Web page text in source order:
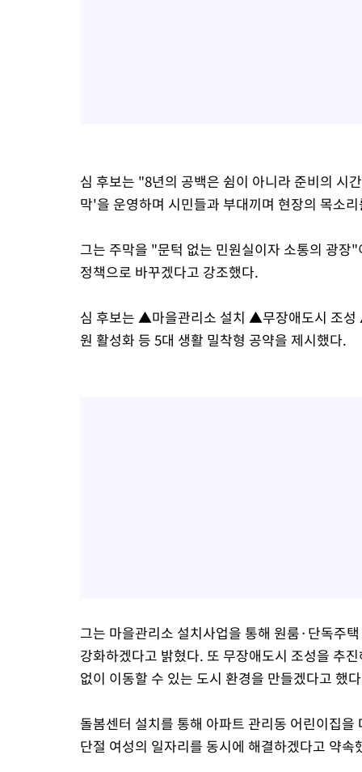
심 후보는 "8년의 공백은 쉼이 아니라 준비의 시
막'을 운영하며 시민들과 부대끼며 현장의 목소
그는 주막을 "문턱 없는 민원실이자 소통의 광장
정책으로 바꾸겠다고 강조했다.
심 후보는 ▲마을관리소 설치 ▲무장애도시 조
원 활성화 등 5대 생활 밀착형 공약을 제시했다.
그는 마을관리소 설치사업을 통해 원룸·단독주
강화하겠다고 밝혔다. 또 무장애도시 조성을 추
없이 이동할 수 있는 도시 환경을 만들겠다고 했
돌봄센터 설치를 통해 아파트 관리동 어린이집
단절 여성의 일자리를 동시에 해결하겠다고 약속